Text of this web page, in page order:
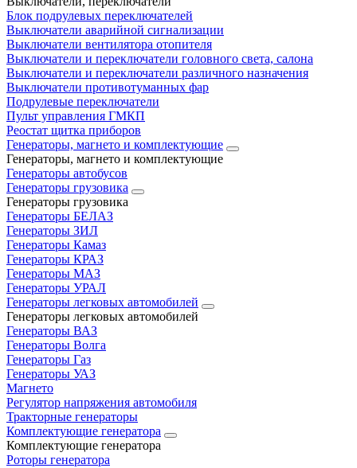
Блок подрулевых переключателей
Выключатели аварийной сигнализации
Выключатели вентилятора отопителя
Выключатели и переключатели головного света, салона
Выключатели и переключатели различного назначения
Выключатели противотуманных фар
Подрулевые переключатели
Пульт управления ГМКП
Реостат щитка приборов
Генераторы, магнето и комплектующие
Генераторы, магнето и комплектующие
Генераторы автобусов
Генераторы грузовика
Генераторы грузовика
Генераторы БЕЛАЗ
Генераторы ЗИЛ
Генераторы Камаз
Генераторы КРАЗ
Генераторы МАЗ
Генераторы УРАЛ
Генераторы легковых автомобилей
Генераторы легковых автомобилей
Генераторы ВАЗ
Генераторы Волга
Генераторы Газ
Генераторы УАЗ
Магнето
Регулятор напряжения автомобиля
Тракторные генераторы
Комплектующие генератора
Комплектующие генератора
Роторы генератора